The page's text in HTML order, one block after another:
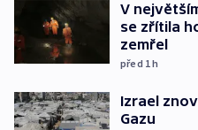
V
se zřítila
zemřel
před 1h
Izrael
Gazu